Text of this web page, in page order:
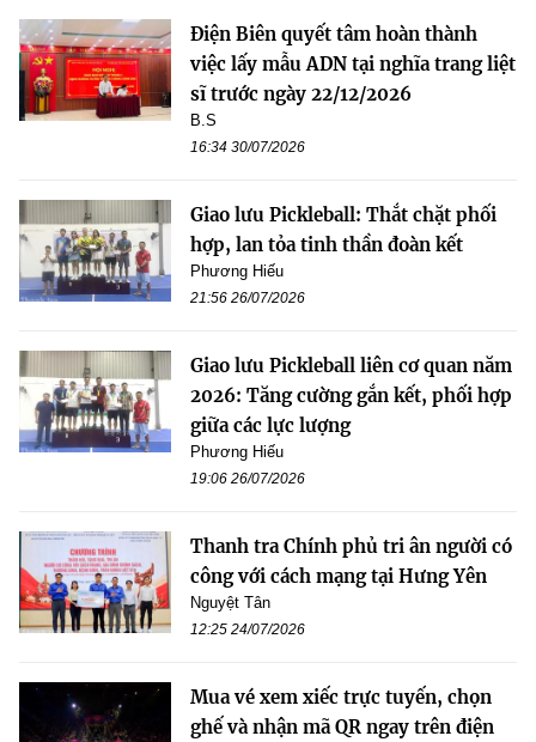
Điện Biên quyết tâm hoàn thành
việc lấy mẫu ADN tại nghĩa trang liệt
sĩ trước ngày 22/12/2026
B.S
16:34 30/07/2026
Giao lưu Pickleball: Thắt chặt phối
hợp, lan tỏa tinh thần đoàn kết
Phương Hiếu
21:56 26/07/2026
Giao lưu Pickleball liên cơ quan năm
2026: Tăng cường gắn kết, phối hợp
giữa các lực lượng
Phương Hiếu
19:06 26/07/2026
Thanh tra Chính phủ tri ân người có
công với cách mạng tại Hưng Yên
Nguyệt Tân
12:25 24/07/2026
Mua vé xem xiếc trực tuyến, chọn
ghế và nhận mã QR ngay trên điện